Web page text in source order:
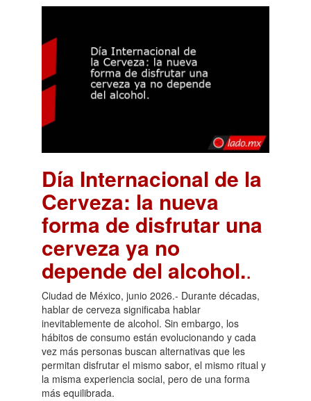
Día Internacional de la
Cerveza: la nueva
forma de disfrutar una
cerveza ya no
depende del alcohol..
Ciudad de México, junio 2026.- Durante décadas,
hablar de cerveza significaba hablar
inevitablemente de alcohol. Sin embargo, los
hábitos de consumo están evolucionando y cada
vez más personas buscan alternativas que les
permitan disfrutar el mismo sabor, el mismo ritual y
la misma experiencia social, pero de una forma
más equilibrada.